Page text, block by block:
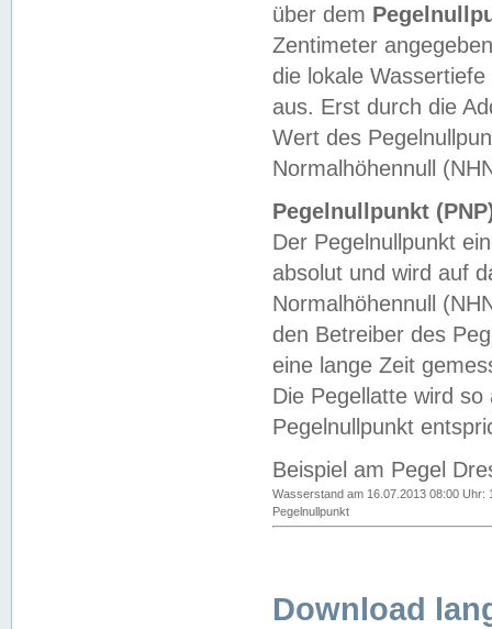
über dem
Zentimeter
die lokale
aus. Erst durch die
Wert des
Normalhöhennull
Pegelnullpunkt
Der Pegelnullpunkt
absolut und wird auf
Normalhöhennull
den Betreiber des
eine lange Zeit
Die Pegellatte wird
Pegelnullpunkt
Beispiel am Pegel
Wasserstand am 16.07.2013 08:00 Uhr:
Pegelnullpunkt
Download